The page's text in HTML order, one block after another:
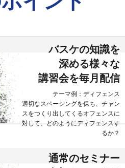
バスケの知識を
深める様々な
講習会を毎月配信
テーマ例：ディフェンス
適切なスペーシングを保ち、チャン
スをつくり出してくるオフェンスに
対して、どのようにディフェンスす
るか？
通常のセミナー